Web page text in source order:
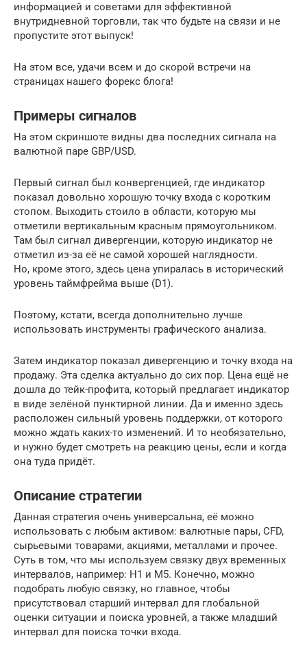
информацией и советами для эффективной
внутридневной торговли, так что будьте на связи и не
пропустите этот выпуск!
На этом все, удачи всем и до скорой встречи на
страницах нашего форекс блога!
Примеры сигналов
На этом скриншоте видны два последних сигнала на
валютной паре GBP/USD.
Первый сигнал был конвергенцией, где индикатор
показал довольно хорошую точку входа с коротким
стопом. Выходить стоило в области, которую мы
отметили вертикальным красным прямоугольником.
Там был сигнал дивергенции, которую индикатор не
отметил из-за её не самой хорошей наглядности.
Но, кроме этого, здесь цена упиралась в исторический
уровень таймфрейма выше (D1).
Поэтому, кстати, всегда дополнительно лучше
использовать инструменты графического анализа.
Затем индикатор показал дивергенцию и точку входа на
продажу. Эта сделка актуально до сих пор. Цена ещё не
дошла до тейк-профита, который предлагает индикатор
в виде зелёной пунктирной линии. Да и именно здесь
расположен сильный уровень поддержки, от которого
можно ждать каких-то изменений. И то необязательно,
и нужно будет смотреть на реакцию цены, если и когда
она туда придёт.
Описание стратегии
Данная стратегия очень универсальна, её можно
использовать с любым активом: валютные пары, CFD,
сырьевыми товарами, акциями, металлами и прочее.
Суть в том, что мы используем связку двух временных
интервалов, например: Н1 и М5. Конечно, можно
подобрать любую связку, но главное, чтобы
присутствовал старший интервал для глобальной
оценки ситуации и поиска уровней, а также младший
интервал для поиска точки входа.